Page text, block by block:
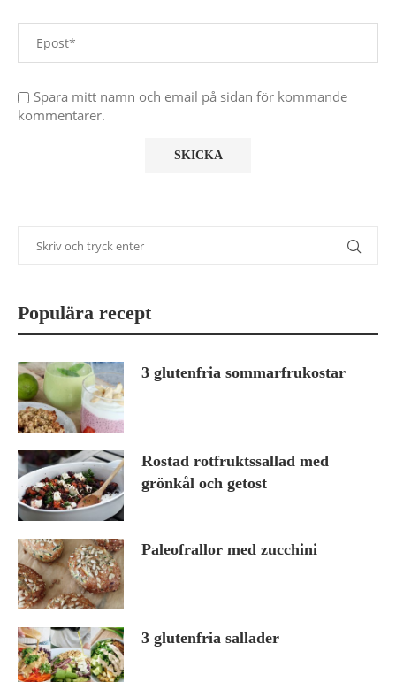
Spara mitt namn och email på sidan för kommande
kommentarer.
Populära recept
3 glutenfria sommarfrukostar
Rostad rotfruktssallad med
grönkål och getost
Paleofrallor med zucchini
3 glutenfria sallader